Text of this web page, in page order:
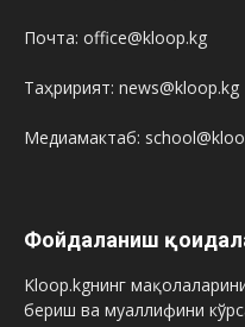
Почта: office@kloop.kg
Таҳририят: news@kloop.kg
Медиамактаб:
Фойдаланиш
Kloop.kgнинг
бериш ва муаллифини